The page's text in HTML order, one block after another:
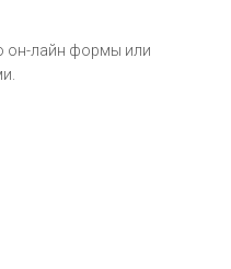
он-лайн формы или